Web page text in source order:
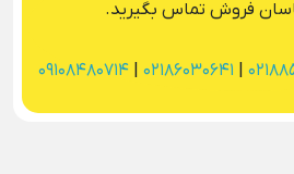
فروش تماس بگیرید.
02186030641
09108480714